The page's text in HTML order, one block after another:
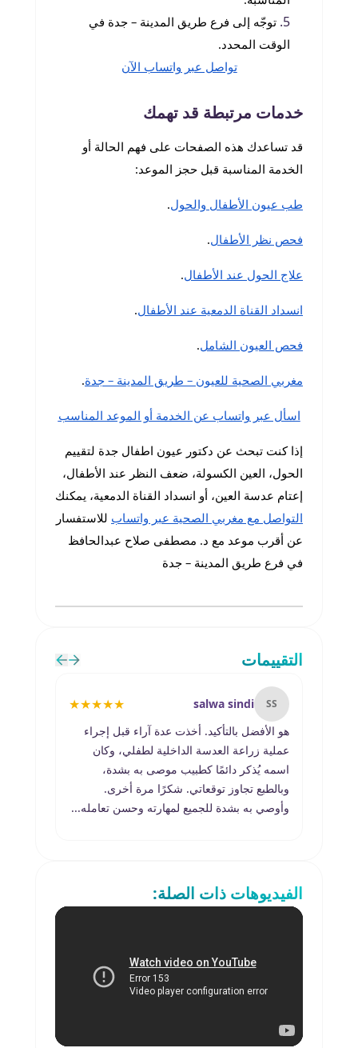
توجّه إلى فرع طريق المدينة – جدة في
الوقت المحدد.
تواصل عبر واتساب الآن
خدمات مرتبطة قد تهمك
قد تساعدك هذه الصفحات على فهم الحالة أو
الخدمة المناسبة قبل حجز الموعد:
طب عيون الأطفال والحول.
فحص نظر الأطفال.
علاج الحول عند الأطفال.
انسداد القناة الدمعية عند الأطفال.
فحص العيون الشامل.
مغربي الصحية للعيون – طريق المدينة – جدة.
اسأل عبر واتساب عن الخدمة أو الموعد المناسب
إذا كنت تبحث عن دكتور عيون اطفال جدة لتقييم
الحول، العين الكسولة، ضعف النظر عند الأطفال،
إعتام عدسة العين، أو انسداد القناة الدمعية، يمكنك
التواصل مع مغربي الصحية عبر واتساب للاستفسار
عن أقرب موعد مع د. مصطفى صلاح عبدالحافظ
في فرع طريق المدينة – جدة
التقييمات
SS
salwa sindi
★
★
★
★
★
هو الأفضل بالتأكيد. أخذت عدة آراء قبل إجراء
عملية زراعة العدسة الداخلية لطفلي، وكان
اسمه يُذكر دائمًا كطبيب موصى به بشدة،
وبالطبع تجاوز توقعاتي. شكرًا مرة أخرى.
وأوصي به بشدة للجميع لمهارته وحسن تعامله...
الفيديوهات ذات الصلة: